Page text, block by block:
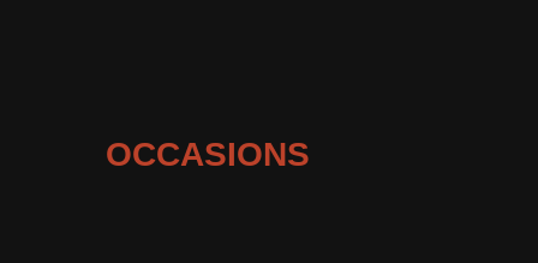
OCCASIONS